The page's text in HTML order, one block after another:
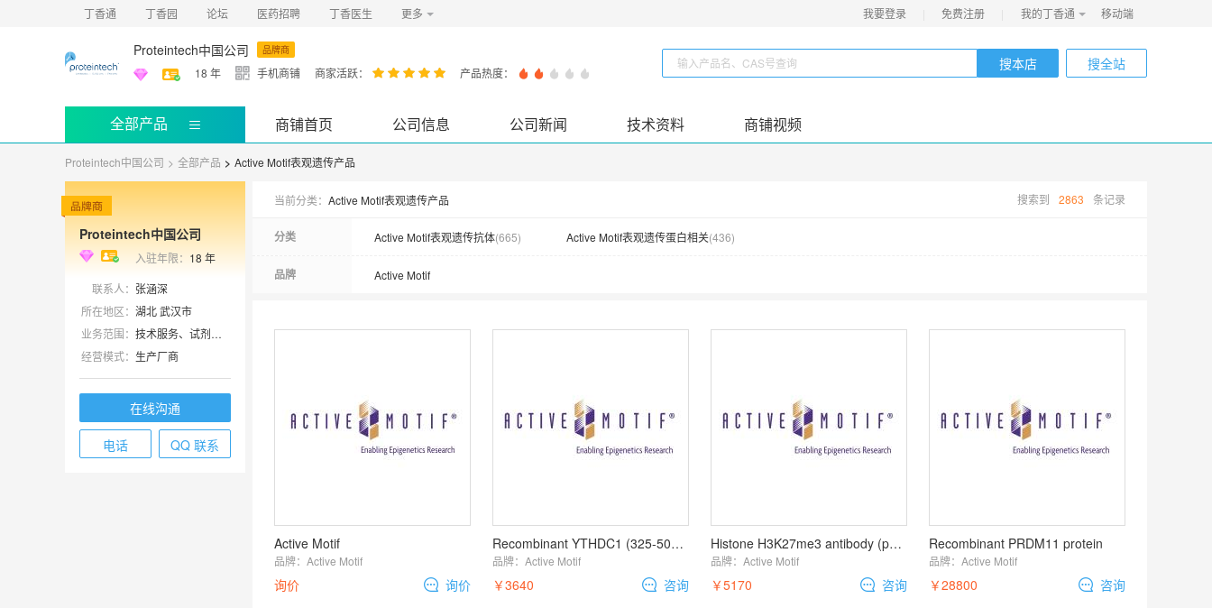
丁香通 丁香园 论坛 医药招聘 丁香医生 更多 我要登录 免费注册 我的丁香通 移动端
Proteintech中国公司 品牌商
18 年 手机商铺 商家活跃： 产品热度：
搜本店 搜全站
全部产品 商铺首页 公司信息 公司新闻 技术资料 商铺视频
Proteintech中国公司 > 全部产品 > Active Motif表观遗传产品
Proteintech中国公司
入驻年限： 18 年
联系人： 张涵深
所在地区： 湖北 武汉市
业务范围：
技术服务、试剂、抗体、ELISA 试剂盒、细胞库 / 细胞培养
经营模式： 生产厂商
在线沟通
电话 QQ 联系
当前分类： Active Motif表观遗传产品 搜索到 2863 条记录
分类 Active Motif表观遗传抗体(665) Active Motif表观遗传蛋白相关(436)
品牌 Active Motif
Active Motif
品牌： Active Motif
询价 询价
Recombinant YTHDC1 (325-502) protein
品牌： Active Motif
￥3640 咨询
Histone H3K27me3 antibody (pAb)
品牌： Active Motif
￥5170 咨询
Recombinant PRDM11 protein
品牌： Active Motif
￥28800 咨询